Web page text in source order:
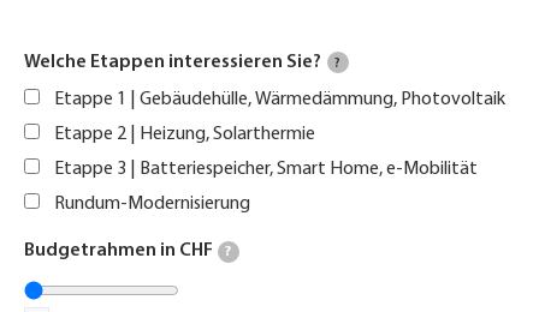
Welche Etappen interessieren Sie? ?
Etappe 1 | Gebäudehülle, Wärmedämmung, Photovoltaik
Etappe 2 | Heizung, Solarthermie
Etappe 3 | Batteriespeicher, Smart Home, e-Mobilität
Rundum-Modernisierung
Budgetrahmen in CHF ?